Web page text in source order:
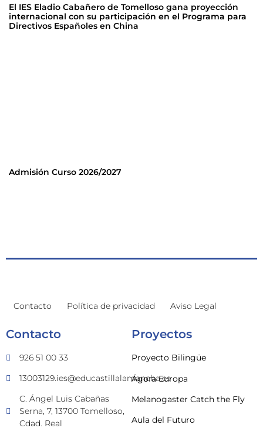
El IES Eladio Cabañero de Tomelloso gana proyección
internacional con su participación en el Programa para
Directivos Españoles en China
Admisión Curso 2026/2027
Contacto Política de privacidad Aviso Legal
Contacto
926 51 00 33
13003129.ies@educastillalamancha.es
C. Ángel Luis Cabañas
Serna, 7, 13700 Tomelloso,
Cdad. Real
Proyectos
Proyecto Bilingüe
Ágora Europa
Melanogaster Catch the Fly
Aula del Futuro